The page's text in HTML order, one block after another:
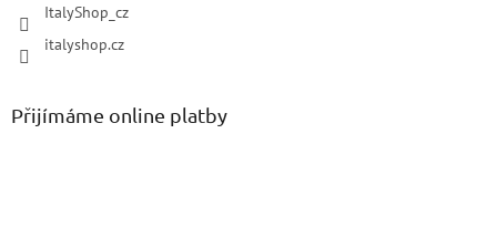
ItalyShop_cz
italyshop.cz
Přijímáme online platby